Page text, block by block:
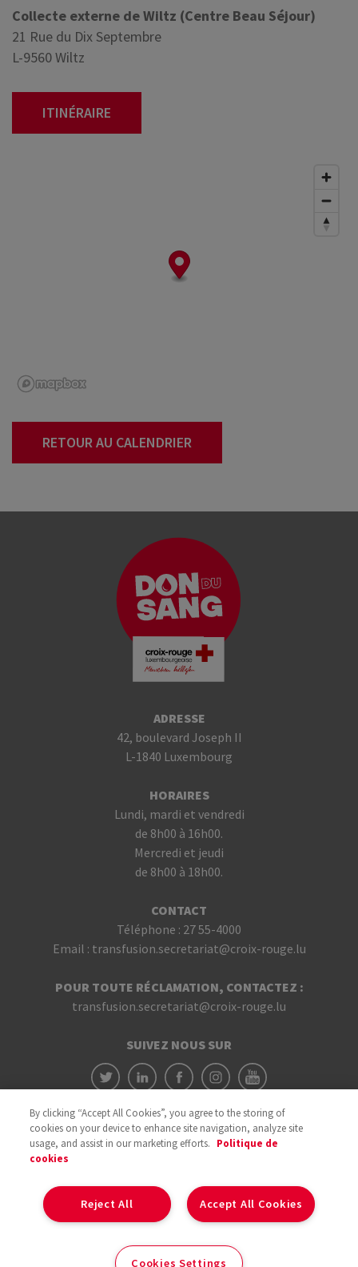
Collecte externe de Wiltz (Centre Beau Séjour)
21 Rue du Dix Septembre
L-9560 Wiltz
ITINÉRAIRE
RETOUR AU CALENDRIER
ADRESSE
42, boulevard Joseph II
L-1840 Luxembourg
HORAIRES
Lundi, mardi et vendredi
de 8h00 à 16h00.
Mercredi et jeudi
de 8h00 à 18h00.
CONTACT
Téléphone : 27 55-4000
Email : transfusion.secretariat@croix-rouge.lu
POUR TOUTE RÉCLAMATION, CONTACTEZ :
transfusion.secretariat@croix-rouge.lu
SUIVEZ NOUS SUR
By clicking “Accept All Cookies”, you agree to the storing of
cookies on your device to enhance site navigation, analyze site
usage, and assist in our marketing efforts. Politique de
cookies
Accept All Cookies
Reject All
Cookies Settings